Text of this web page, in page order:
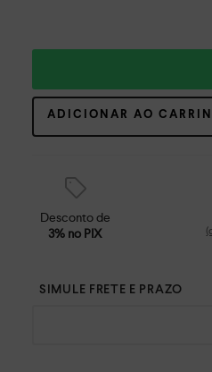
ADICIONAR AO
Desconto de
3% no PIX